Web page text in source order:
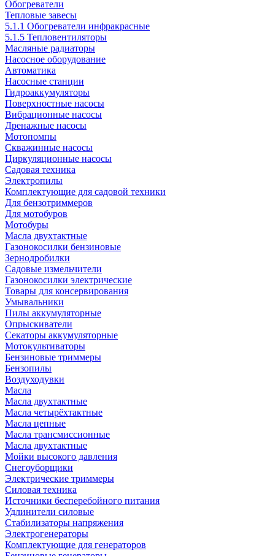
Обогреватели
Тепловые завесы
5.1.1 Обогреватели инфракрасные
5.1.5 Тепловентиляторы
Масляные радиаторы
Насосное оборудование
Автоматика
Насосные станции
Гидроаккумуляторы
Поверхностные насосы
Вибрационные насосы
Дренажные насосы
Мотопомпы
Скважинные насосы
Циркуляционные насосы
Садовая техника
Электропилы
Комплектующие для садовой техники
Для бензотриммеров
Для мотобуров
Мотобуры
Масла двухтактные
Газонокосилки бензиновые
Зернодробилки
Садовые измельчители
Газонокосилки электрические
Товары для консервирования
Умывальники
Пилы аккумуляторные
Опрыскиватели
Секаторы аккумуляторные
Мотокультиваторы
Бензиновые триммеры
Бензопилы
Воздуходувки
Масла
Масла двухтактные
Масла четырёхтактные
Масла цепные
Масла трансмиссионные
Масла двухтактные
Мойки высокого давления
Снегоуборщики
Электрические триммеры
Силовая техника
Источники бесперебойного питания
Удлинители силовые
Стабилизаторы напряжения
Электрогенераторы
Комплектующие для генераторов